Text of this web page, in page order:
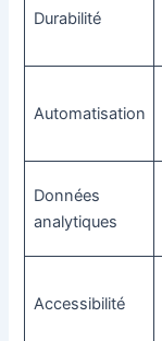
Durabilité
Automatisation
Données
analytiques
Accessibilité